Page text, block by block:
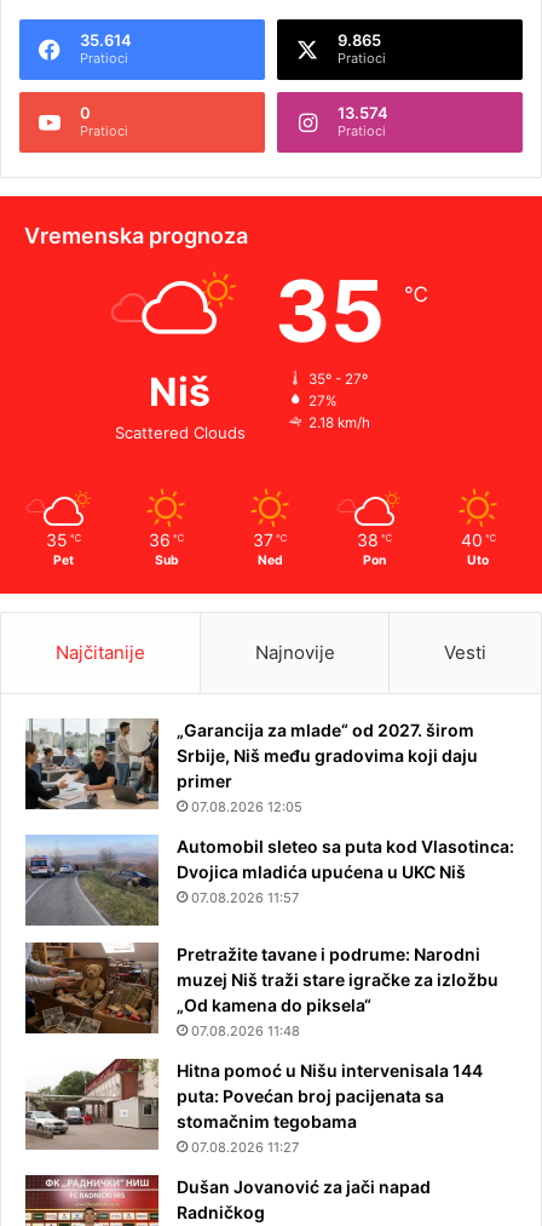
35.614
Pratioci
9.865
Pratioci
0
Pratioci
13.574
Pratioci
Vremenska prognoza
Niš
Scattered Clouds
35 ℃
35º - 27º
27%
2.18 km/h
35 ℃
Pet
36 ℃
Sub
37 ℃
Ned
38 ℃
Pon
40 ℃
Uto
Najčitanije Najnovije Vesti
„Garancija za mlade“ od 2027. širom
Srbije, Niš među gradovima koji daju
primer
07.08.2026 12:05
Automobil sleteo sa puta kod Vlasotinca:
Dvojica mladića upućena u UKC Niš
07.08.2026 11:57
Pretražite tavane i podrume: Narodni
muzej Niš traži stare igračke za izložbu
„Od kamena do piksela“
07.08.2026 11:48
Hitna pomoć u Nišu intervenisala 144
puta: Povećan broj pacijenata sa
stomačnim tegobama
07.08.2026 11:27
Dušan Jovanović za jači napad
Radničkog